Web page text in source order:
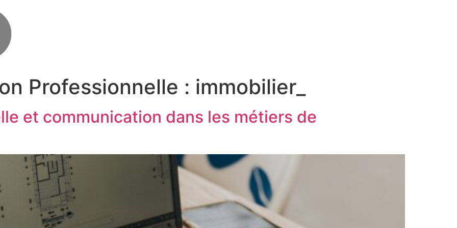
Professionnelle : immobilier_
et communication dans les métiers de